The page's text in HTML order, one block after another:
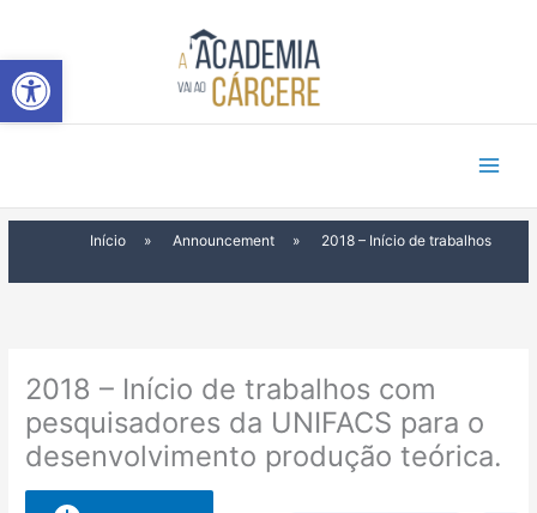
Abrir a barra de ferramentas
o
conteúdo
Início » Announcement » 2018 – Início de trabalhos
2018 – Início de trabalhos com
pesquisadores da UNIFACS para o
desenvolvimento produção teórica.